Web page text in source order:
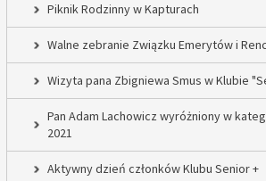
Piknik Rodzinny w Kapturach
Walne zebranie Związku Emerytów i
Wizyta pana Zbigniewa Smus w Klubie
Pan Adam Lachowicz wyróżniony w
2021
Aktywny dzień członków Klubu Senior +